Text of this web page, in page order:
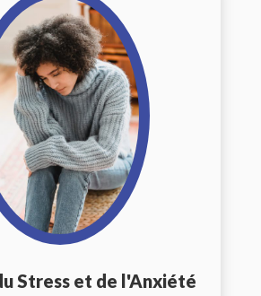
Stress et de l'Anxiété